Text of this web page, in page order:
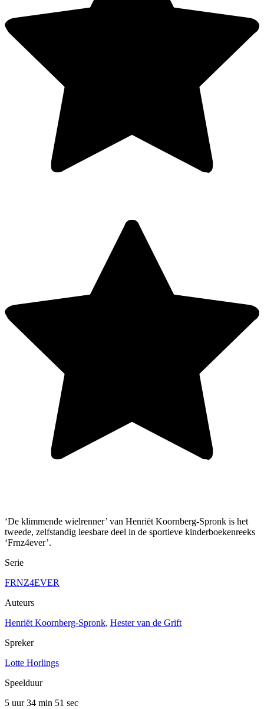
‘De klimmende wielrenner’ van Henriët Koornberg-Spronk is het
tweede, zelfstandig leesbare deel in de sportieve kinderboekenreeks
‘Frnz4ever’.
Serie
FRNZ4EVER
Auteurs
Henriët Koornberg-Spronk, Hester van de Grift
Spreker
Lotte Horlings
Speelduur
5 uur 34 min 51 sec